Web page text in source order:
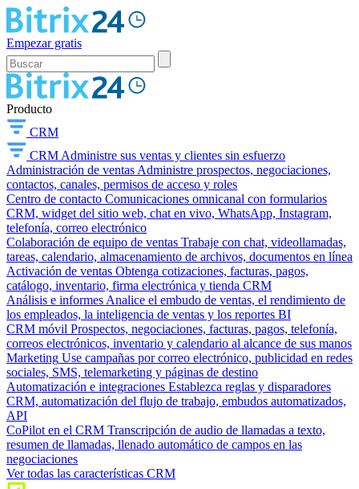
Empezar gratis
Producto
CRM
CRM Administre sus ventas y clientes sin esfuerzo
Administración de ventas Administre prospectos, negociaciones,
contactos, canales, permisos de acceso y roles
Centro de contacto Comunicaciones omnicanal con formularios
CRM, widget del sitio web, chat en vivo, WhatsApp, Instagram,
telefonía, correo electrónico
Colaboración de equipo de ventas Trabaje con chat, videollamadas,
tareas, calendario, almacenamiento de archivos, documentos en línea
Activación de ventas Obtenga cotizaciones, facturas, pagos,
catálogo, inventario, firma electrónica y tienda CRM
Análisis e informes Analice el embudo de ventas, el rendimiento de
los empleados, la inteligencia de ventas y los reportes BI
CRM móvil Prospectos, negociaciones, facturas, pagos, telefonía,
correos electrónicos, inventario y calendario al alcance de sus manos
Marketing Use campañas por correo electrónico, publicidad en redes
sociales, SMS, telemarketing y páginas de destino
Automatización e integraciones Establezca reglas y disparadores
CRM, automatización del flujo de trabajo, embudos automatizados,
API
CoPilot en el CRM Transcripción de audio de llamadas a texto,
resumen de llamadas, llenado automático de campos en las
negociaciones
Ver todas las características CRM